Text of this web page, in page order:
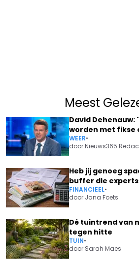
Meest
David
worden met fikse
WEER•
doorNieuws365
Heb jij genoeg
buffer die
FINANCIEEL•
door Jana Foets
Dé tuintrend van
tegen hitte
TUIN•
door Sarah Maes